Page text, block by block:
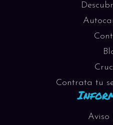
Contrata tu
Aviso